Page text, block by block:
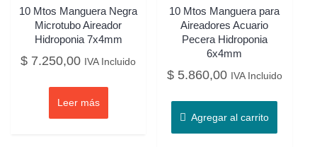
10 Mtos Manguera Negra
Microtubo Aireador
Hidroponia 7x4mm
$ 7.250,00 IVA Incluido
Leer más
10 Mtos Manguera para
Aireadores Acuario
Pecera Hidroponia
6x4mm
$5.860,00 IVA Incluido
Agregar al carrito